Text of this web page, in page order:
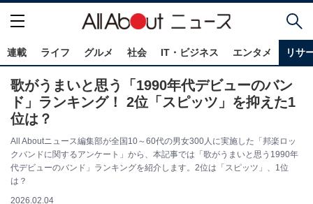
連載 ライフ グルメ 社会 IT・ビジネス エンタメ リサ
歌がうまいと思う「1990年代デビューのバン
ド」ランキング！ 2位「スピッツ」を抑えた1
位は？
All Aboutニュース編集部が全国10～60代の男女300人に実施した「邦楽ロッ
クバンドに関するアンケート」から、本記事では「歌がうまいと思う1990年
代デビューのバンド」ランキングを紹介します。2位は「スピッツ」、1位
は？
2026.02.04